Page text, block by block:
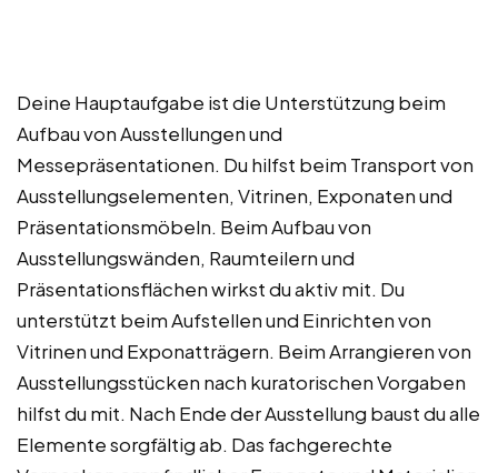
Deine Hauptaufgabe ist die Unterstützung beim
Aufbau von Ausstellungen und
Messepräsentationen. Du hilfst beim Transport von
Ausstellungselementen, Vitrinen, Exponaten und
Präsentationsmöbeln. Beim Aufbau von
Ausstellungswänden, Raumteilern und
Präsentationsflächen wirkst du aktiv mit. Du
unterstützt beim Aufstellen und Einrichten von
Vitrinen und Exponatträgern. Beim Arrangieren von
Ausstellungsstücken nach kuratorischen Vorgaben
hilfst du mit. Nach Ende der Ausstellung baust du alle
Elemente sorgfältig ab. Das fachgerechte